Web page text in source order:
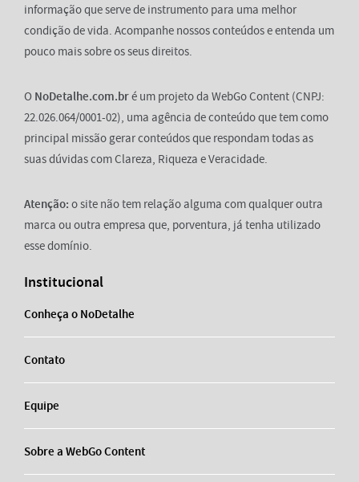
informação que serve de instrumento para uma melhor
condição de vida. Acompanhe nossos conteúdos e entenda um
pouco mais sobre os seus direitos.
O NoDetalhe.com.bré um projeto da WebGo Content (CNPJ:
22.026.064/0001-02), uma agência de conteúdo que tem como
principal missão gerar conteúdos que respondam todas as
suas dúvidas com Clareza, Riqueza e Veracidade.
Atenção: o site não tem relação alguma com qualquer outra
marca ou outra empresa que, porventura, já tenha utilizado
esse domínio.
Institucional
Conheça o NoDetalhe
Contato
Equipe
Sobre a WebGo Content